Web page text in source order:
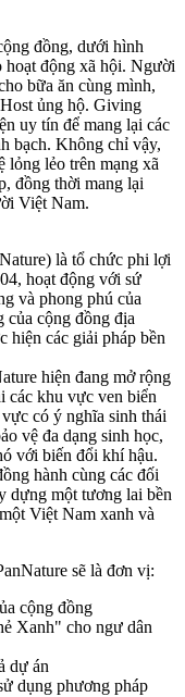
đồng, dưới hình
hoạt động xã hội. Người
bữa ăn cùng mình,
ủng hộ. Giving
uy tín để mang lại các
bạch. Không chỉ vậy,
lẻo trên mạng xã
đồng thời mang lại
Việt Nam.
là tổ chức phi lợi
hoạt động với sứ
và phong phú của
của cộng đồng địa
hiện các giải pháp bền
hiện đang mở rộng
các khu vực ven biển
có ý nghĩa sinh thái
vệ đa dạng sinh học,
với biến đổi khí hậu.
hành cùng các đối
dựng một tương lai bền
Việt Nam xanh và
sẽ là đơn vị:
cộng đồng
Xanh" cho ngư dân
dự án
dụng phương pháp